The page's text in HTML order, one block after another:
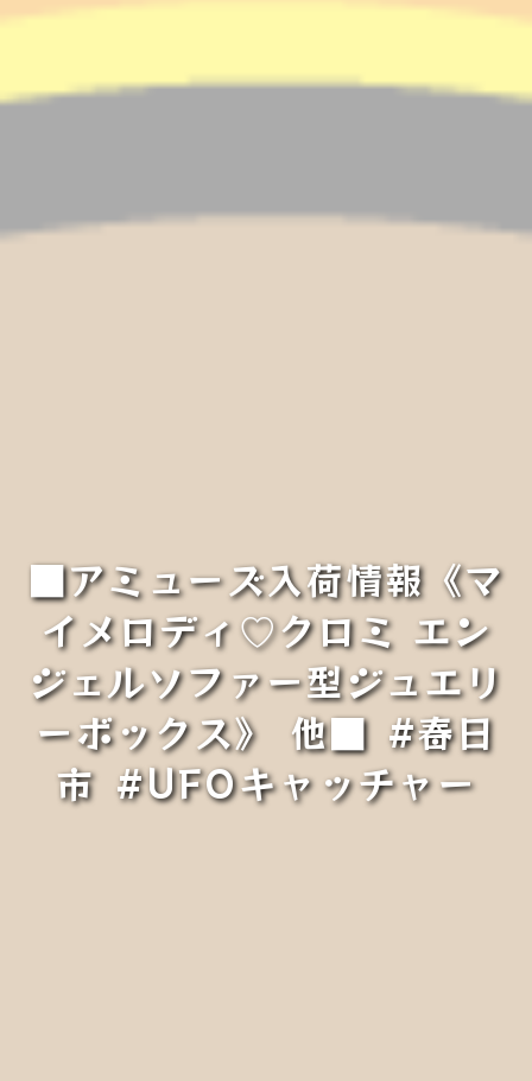
■アミューズ入荷情報《マ
イメロディ♡クロミ エン
ジェルソファー型ジュエリ
ーボックス》 他■ ‎⁦‪#春日
市‬⁩ ‎⁦‪#UFOキャッチャー